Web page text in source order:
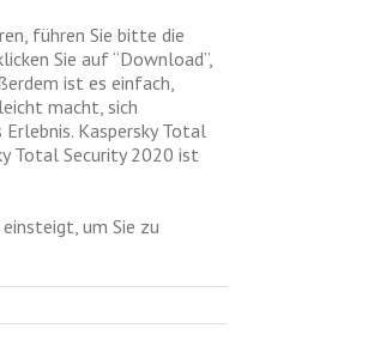
führen Sie bitte die
Sie auf “Download”,
ist es einfach,
macht, sich
Kaspersky Total
Total Security 2020 ist
um Sie zu